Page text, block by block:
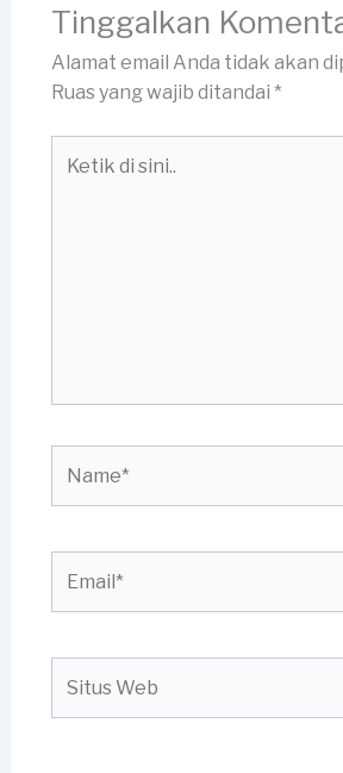
Tinggalkan
Alamat email Anda tidak akan
Ruas yang wajib ditandai *
Web